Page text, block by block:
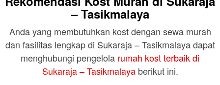
– Tasikmalaya
Anda yang membutuhkan kost dengan sewa murah
dan fasilitas lengkap di Sukaraja – Tasikmalaya dapat
menghubungi pengelola rumah kost terbaik di
Sukaraja – Tasikmalayaberikut ini.